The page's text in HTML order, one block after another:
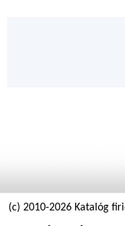
(c) 2010-2026 Katalóg